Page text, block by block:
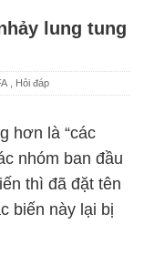
lung tung
Hỏi đáp
hơn là “các
nhóm ban đầu
thì đã đặt tên
biến này lại bị